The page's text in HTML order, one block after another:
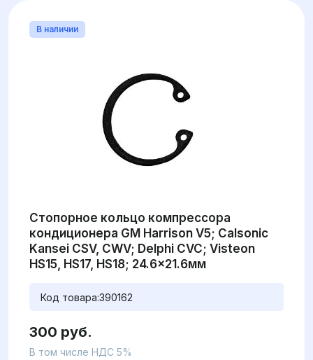
В наличии
Стопорное кольцо компрессора
кондиционера GM Harrison V5; Calsonic
Kansei CSV, CWV; Delphi CVC; Visteon
HS15, HS17, HS18; 24.6x21.6мм
Код товара:390162
300 руб.
В том числе НДС 5%